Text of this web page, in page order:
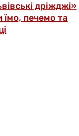
дріжджі»
печемо та